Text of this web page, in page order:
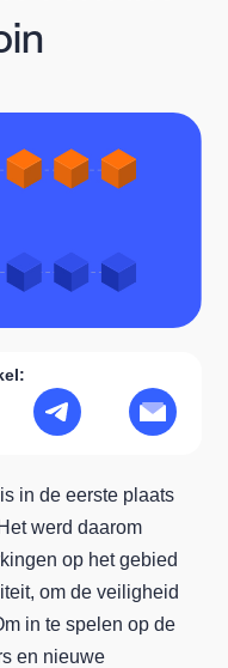
in de eerste plaats
werd daarom
op het gebied
om de veiligheid
in te spelen op de
en nieuwe